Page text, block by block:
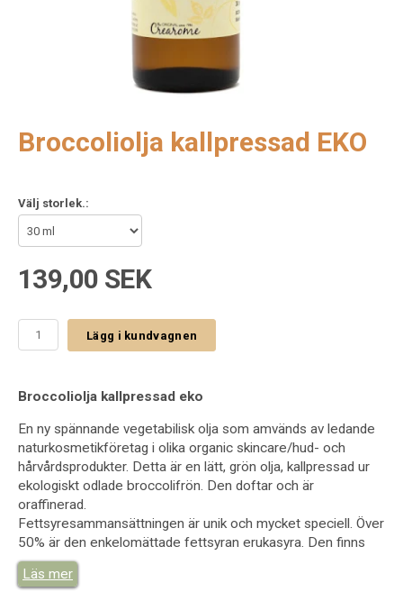
Broccoliolja kallpressad EKO
Välj storlek.:
139,00 SEK
Lägg i kundvagnen
Broccoliolja kallpressad eko
En ny spännande vegetabilisk olja som amvänds av ledande
naturkosmetikföretag i olika organic skincare/hud- och
hårvårdsprodukter. Detta är en lätt, grön olja, kallpressad ur
ekologiskt odlade broccolifrön. Den doftar och är
oraffinerad.
Fettsyresammansättningen är unik och mycket speciell. Över
50% är den enkelomättade fettsyran erukasyra. Den finns
ofta i fröoljor från Brassica släktet och fanns tidigare också i
rapsoljan men har blivit bortförädlat eller minimerad till under
Läs mer